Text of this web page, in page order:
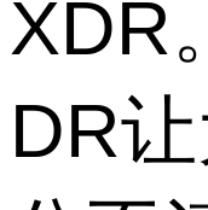
XDR
DR